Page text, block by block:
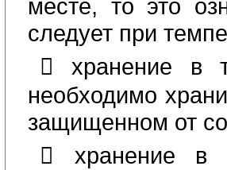
месте, то это
следует при
 хранение в
необходимо
защищенном от
 хранение в